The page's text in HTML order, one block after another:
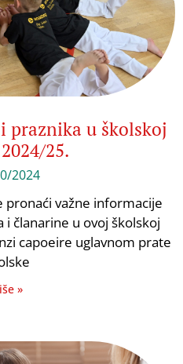
praznika u školskoj
25.
2024
pronaći važne informacije
i članarine u ovoj školskoj
capoeire uglavnom prate
»